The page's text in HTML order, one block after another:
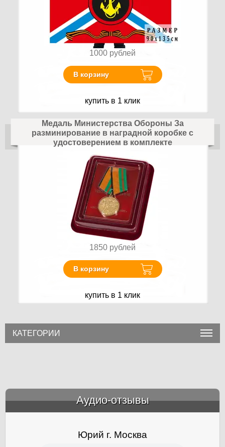
1000 рублей
В корзину
купить в 1 клик
Медаль Министерства Обороны За
разминирование в наградной коробке с
удостоверением в комплекте
1850 рублей
В корзину
купить в 1 клик
КАТЕГОРИИ
Аудио-отзывы
Юрий г. Москва